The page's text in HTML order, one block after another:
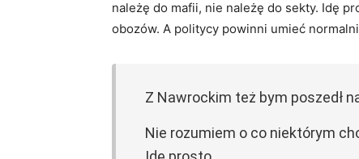
należę do mafii, nie należę do sekty. Idę
obozów. A politycy powinni umieć
Z Nawrockim też bym poszedł
Nie rozumiem o co niektórym